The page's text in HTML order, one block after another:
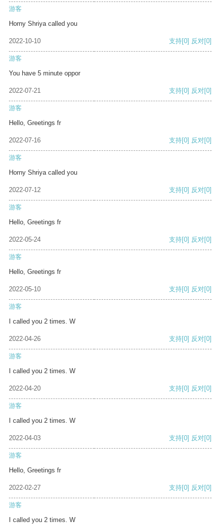
游客
Horny Shriya called you
2022-10-10 支持[0] 反对[0]
游客
You have 5 minute oppor
2022-07-21 支持[0] 反对[0]
游客
Hello, Greetings fr
2022-07-16 支持[0] 反对[0]
游客
Horny Shriya called you
2022-07-12 支持[0] 反对[0]
游客
Hello, Greetings fr
2022-05-24 支持[0] 反对[0]
游客
Hello, Greetings fr
2022-05-10 支持[0] 反对[0]
游客
I called you 2 times. W
2022-04-26 支持[0] 反对[0]
游客
I called you 2 times. W
2022-04-20 支持[0] 反对[0]
游客
I called you 2 times. W
2022-04-03 支持[0] 反对[0]
游客
Hello, Greetings fr
2022-02-27 支持[0] 反对[0]
游客
I called you 2 times. W